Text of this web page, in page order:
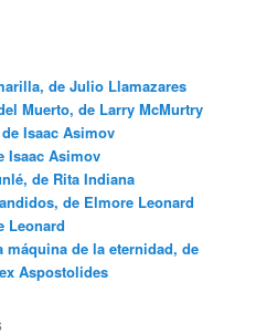
de Julio Llamazares
Muerto, de Larry McMurtry
Isaac Asimov
Isaac Asimov
de Rita Indiana
de Elmore Leonard
Leonard
máquina de la eternidad, de
Aspostolides